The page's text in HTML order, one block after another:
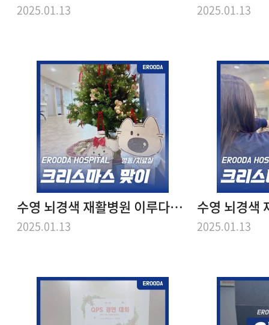
2025.01.13 2025.01.13
수영 뇌경색 재활병원 이루다의 크리스마스 (병동편)
2025.01.13 2025.01.13